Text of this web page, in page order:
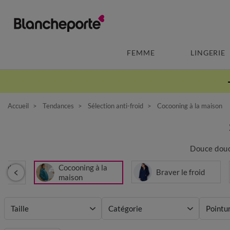
FEMME LINGERIE
Accueil Tendances Sélection anti-froid Cocooning à la maison
Douce
Cocooning à la
maison
Braver le froid
Taille Catégorie